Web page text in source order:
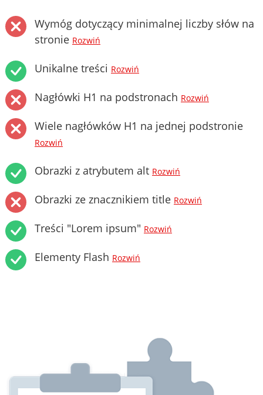
Wymóg dotyczący minimalnej liczby słów na
stronie Rozwiń
Unikalne treści Rozwiń
Nagłówki H1 na podstronach Rozwiń
Wiele nagłówków H1 na jednej podstronie
Rozwiń
Obrazki z atrybutem alt Rozwiń
Obrazki ze znacznikiem title Rozwiń
Treści "Lorem ipsum" Rozwiń
Elementy Flash Rozwiń